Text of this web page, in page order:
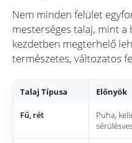
Nem minden felület
mesterséges talaj, mint a
kezdetben megterhelő
természetes, változatos
Talaj Típusa Előnyök
Fű, rét
Puha,